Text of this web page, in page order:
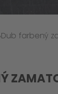
Dub farbený